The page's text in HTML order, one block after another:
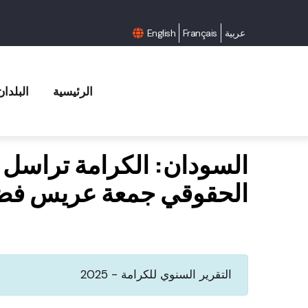
English Français عربية
الرئيسية
السودان: الكرامة
الحقوقي جمعة عريس
التقرير السنوي للكرامة - 2025